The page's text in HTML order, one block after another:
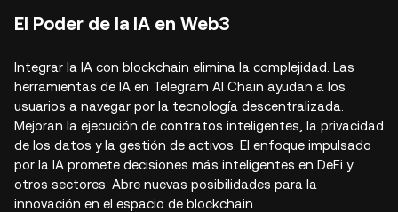
El Poder de la IA en Web3
Integrar la IA con blockchain elimina la complejidad. Las
herramientas de IA en Telegram AI Chain ayudan a los
usuarios a navegar por la tecnología descentralizada.
Mejoran la ejecución de contratos inteligentes, la privacidad
de los datos y la gestión de activos. El enfoque impulsado
por la IA promete decisiones más inteligentes en DeFi y
otros sectores. Abre nuevas posibilidades para la
innovación en el espacio de blockchain.